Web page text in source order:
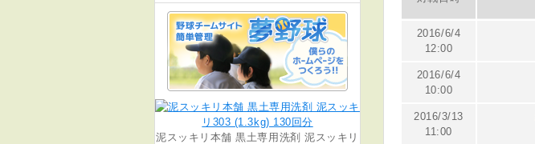
泥スッキリ本舗 黒土専用洗剤 泥スッキリ
2016/6/4
12:00
2016/6/4
10:00
2016/3/13
11:00